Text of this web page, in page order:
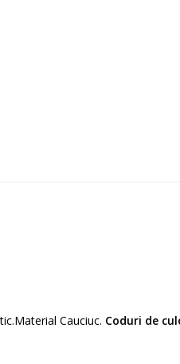
Cauciuc. Coduri de